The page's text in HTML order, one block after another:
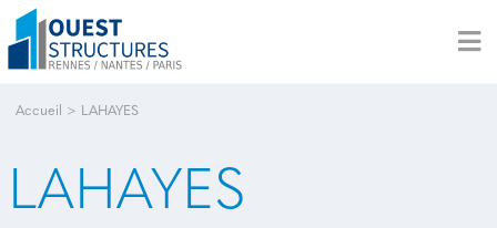
Accueil > LAHAYES
LAHAYES